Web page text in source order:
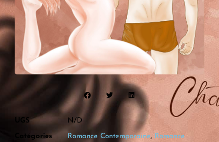
UGS N/D
Catégories Romance Contemporaine, Romance